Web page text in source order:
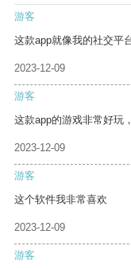
游客
这款app就像我的社交平
2023-12-09
游客
这款app的游戏非常好玩
2023-12-09
游客
这个软件我非常喜欢
2023-12-09
游客